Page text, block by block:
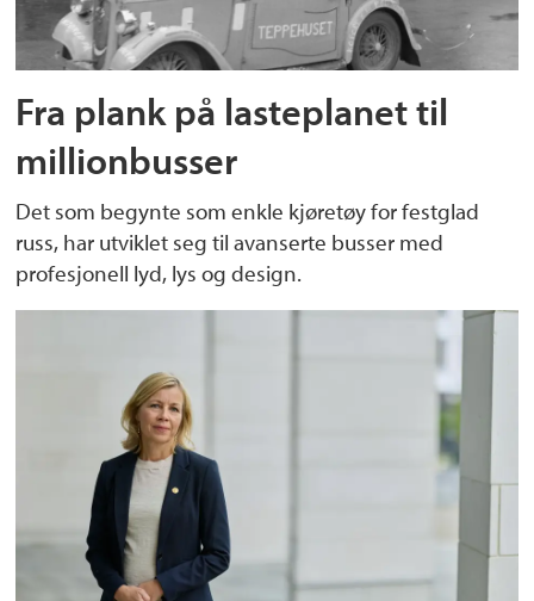
Fra plank på lasteplanet til
millionbusser
Det som begynte som enkle kjøretøy for festglad
russ, har utviklet seg til avanserte busser med
profesjonell lyd, lys og design.